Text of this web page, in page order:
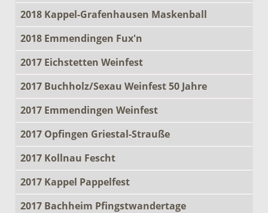
2018 Kappel-Grafenhausen Maskenball
2018 Emmendingen Fux'n
2017 Eichstetten Weinfest
2017 Buchholz/Sexau Weinfest 50 Jahre
2017 Emmendingen Weinfest
2017 Opfingen Griestal-Strauße
2017 Kollnau Fescht
2017 Kappel Pappelfest
2017 Bachheim Pfingstwandertage